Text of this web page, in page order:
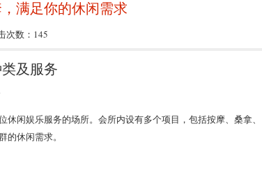
满足你的休闲需求
次数：145
及服务
休闲娱乐服务的场所。会所内设有多个项目，包括按摩、桑拿、
休闲需求。